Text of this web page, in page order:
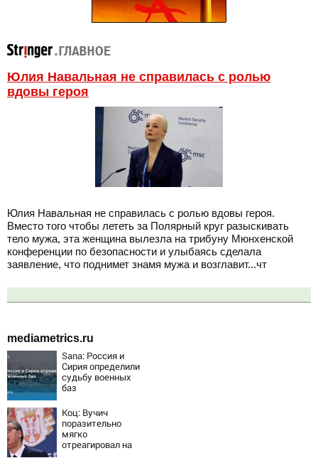
Юлия Навальная не справилась с ролью
вдовы героя
Юлия Навальная не справилась с ролью вдовы героя.
Вместо того чтобы лететь за Полярный круг разыскивать
тело мужа, эта женщина вылезла на трибуну Мюнхенской
конференции по безопасности и улыбаясь сделала
заявление, что поднимет знамя мужа и возглавит...чт
mediametrics.ru
Sana: Россия и
Сирия определили
судьбу военных
баз
Коц: Вучич
поразительно
мягко
отреагировал на